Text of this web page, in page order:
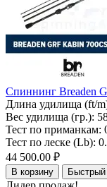
Спиннинг Breaden
Длина удилища (ft/
Вес удилища (гр.):
Тест по приманкам:
Тест по леске (Lb):
44 500.00 ₽
В корзину Быстрый